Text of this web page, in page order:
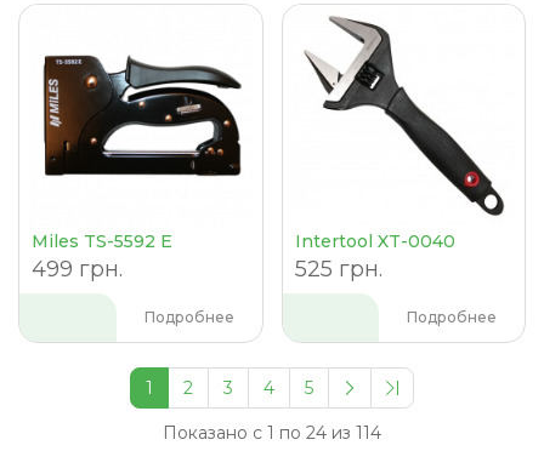
Miles TS-5592 E
499 грн.
Подробнее
Intertool XT-0040
525 грн.
Подробнее
1 2 3 4 5
Показано с 1 по 24 из 114